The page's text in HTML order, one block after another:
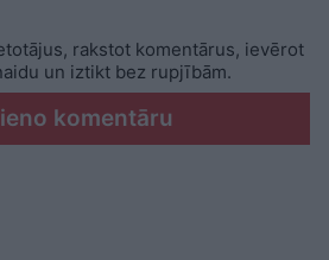
rakstot komentārus, ievērot
un iztikt bez rupjībām.
komentāru